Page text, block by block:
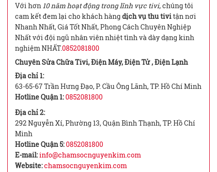
Với hơn 10 năm hoạt động trong lĩnh vực tivi, chúng tôi
cam kết đem lại cho khách hàng dịch vụ thu tivitận nơi
Nhanh Nhất, Giá Tốt Nhất, Phong Cách Chuyên Nghiệp
Nhất với đội ngũ nhân viên nhiệt tình và dày dạng kinh
nghiệm NHẤT.0852081800
Chuyên Sửa Chữa Tivi, Điện Máy, Điện Tử , Điện Lạnh
Địa chỉ 1:
63-65-67 Trần Hưng Đạo, P. Cầu Ông Lãnh, TP. Hồ Chí Minh
Hotline Quận 1:0852081800
Địa chỉ 2:
292 Nguyễn Xí, Phường 13, Quận Bình Thạnh, TP. Hồ Chí
Minh
Hotline Quận 5:0852081800
E-mail:info@chamsocnguyenkim.com
Website:chamsocnguyenkim.com